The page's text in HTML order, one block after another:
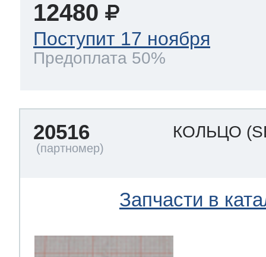
12480
Поступит 17 ноября
Предоплата 50%
20516 КОЛЬЦО
Запчасти в